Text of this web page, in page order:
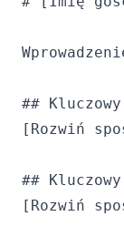
##
[Rozwiń
##
[Rozwiń